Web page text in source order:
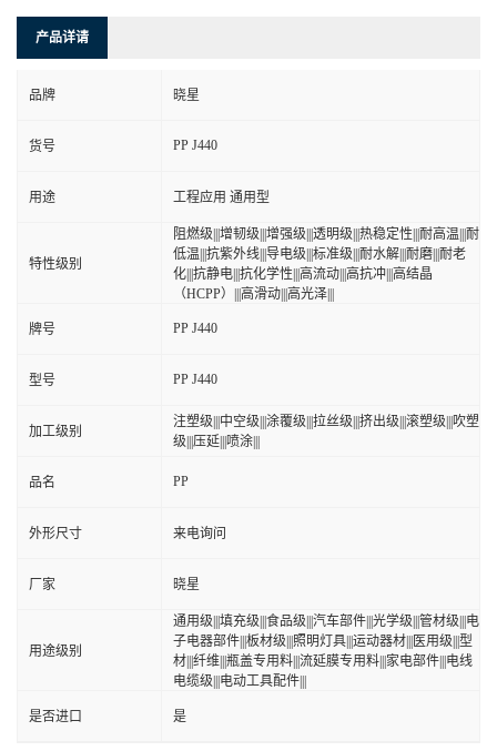
产品详请
品牌 晓星
货号 PP J440
用途 工程应用 通用型
特性级别
阻燃级|||增韧级|||增强级|||透明级|||热稳定性|||耐高温|||耐
低温|||抗紫外线|||导电级|||标准级|||耐水解|||耐磨|||耐老
化|||抗静电|||抗化学性|||高流动|||高抗冲|||高结晶
（HCPP）|||高滑动|||高光泽|||
牌号 PP J440
型号 PP J440
加工级别
注塑级|||中空级|||涂覆级|||拉丝级|||挤出级|||滚塑级|||吹塑
级|||压延|||喷涂|||
品名 PP
外形尺寸 来电询问
厂家 晓星
用途级别
通用级|||填充级|||食品级|||汽车部件|||光学级|||管材级|||电
子电器部件|||板材级|||照明灯具|||运动器材|||医用级|||型
材|||纤维|||瓶盖专用料|||流延膜专用料|||家电部件|||电线
电缆级|||电动工具配件|||
是否进口 是